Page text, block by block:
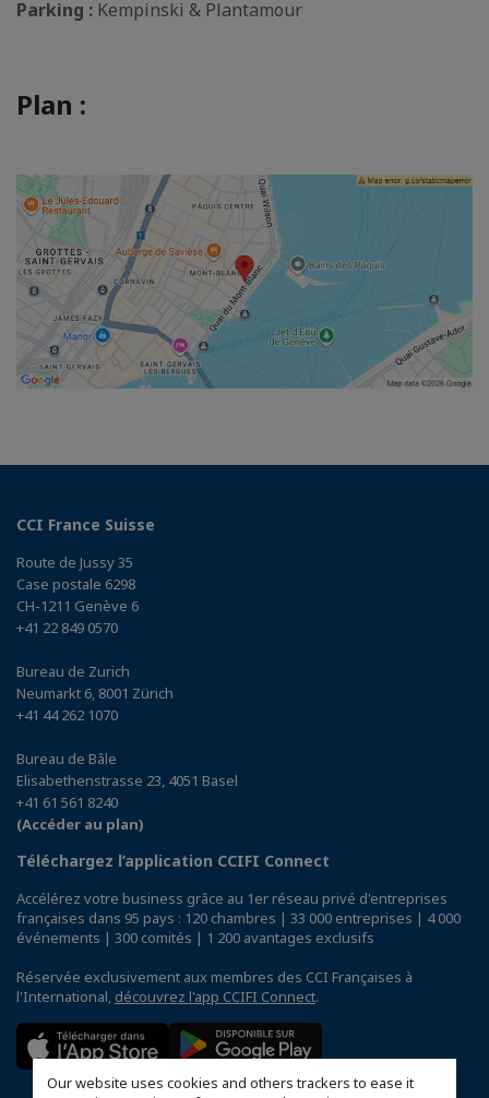
Our website uses cookies and others trackers to ease it
Parking : Kempinski & Plantamour
Plan :
CCI France Suisse
Route de Jussy 35
Case postale 6298
CH-1211 Genève 6
+41 22 849 0570
Bureau de Zurich
Neumarkt 6, 8001 Zürich
+41 44 262 1070
Bureau de Bâle
Elisabethenstrasse 23, 4051 Basel
+41 61 561 8240
(Accéder au plan)
Téléchargez l’application CCIFI Connect
Accélérez votre business grâce au 1er réseau privé d'entreprises
françaises dans 95 pays : 120 chambres | 33 000 entreprises | 4 000
événements | 300 comités | 1 200 avantages exclusifs
Réservée exclusivement aux membres des CCI Françaises à
l'International, découvrez l'app CCIFI Connect.